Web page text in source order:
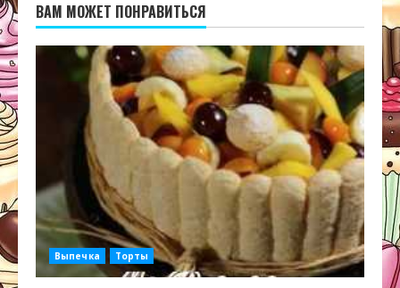
ВАМ МОЖЕТ ПОНРАВИТЬСЯ
Выпечка Торты